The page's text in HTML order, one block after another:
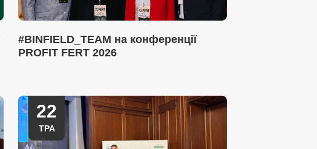
#BINFIELD_TEAM на конференції
PROFIT FERT 2026
22
ТРА